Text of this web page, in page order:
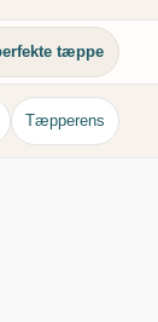
tæppe
Tæpperens